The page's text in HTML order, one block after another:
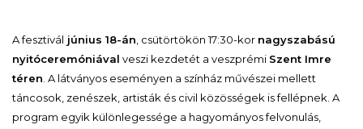
A fesztivál június 18-án , csütörtökön 17:30-kor nagyszabású
nyitóceremóniával veszi kezdetét a veszprémi Szent Imre
téren . A látványos eseményen a színház művészei mellett
táncosok, zenészek, artisták és civil közösségek is fellépnek. A
program egyik különlegessége a hagyományos felvonulás,